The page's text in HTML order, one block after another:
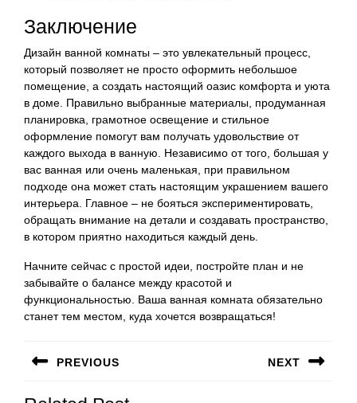
Заключение
Дизайн ванной комнаты – это увлекательный процесс,
который позволяет не просто оформить небольшое
помещение, а создать настоящий оазис комфорта и уюта
в доме. Правильно выбранные материалы, продуманная
планировка, грамотное освещение и стильное
оформление помогут вам получать удовольствие от
каждого выхода в ванную. Независимо от того, большая у
вас ванная или очень маленькая, при правильном
подходе она может стать настоящим украшением вашего
интерьера. Главное – не бояться экспериментировать,
обращать внимание на детали и создавать пространство,
в котором приятно находиться каждый день.
Начните сейчас с простой идеи, постройте план и не
забывайте о балансе между красотой и
функциональностью. Ваша ванная комната обязательно
станет тем местом, куда хочется возвращаться!
по
записям
PREVIOUS NEXT